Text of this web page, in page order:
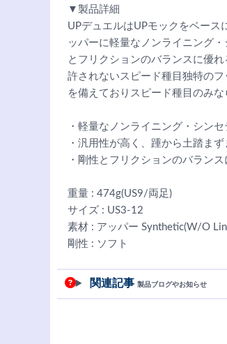
▼製品詳細
UPデュエルはUPモックをベース
ッパーに軽量なノンライニング
とフリクションのバランスに優
許されないスピード種目独特の
を備えておりスピード種目のみな
・軽量なノンライニング・シン
・汎用性が高く、踵から土踏ま
・剛性とフリクションのバラン
重量 : 474g(US9/両足)
サイズ : US3-12
素材 : アッパー Synthetic(W/O
剛性 : ソフト
関連記事 製品ブログやお知らせ